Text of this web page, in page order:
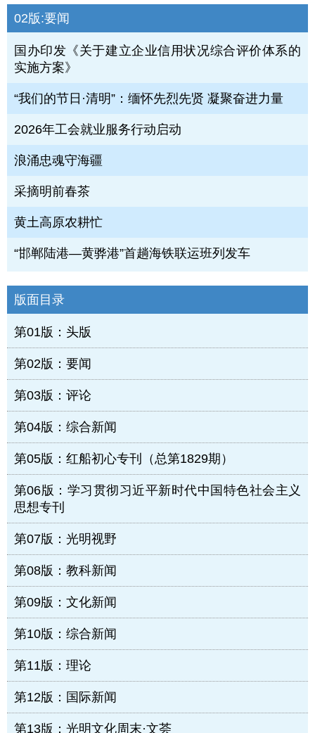
02版:要闻
国办印发《关于建立企业信用状况综合评价体系的
实施方案》
“我们的节日·清明”：缅怀先烈先贤 凝聚奋进力量
2026年工会就业服务行动启动
浪涌忠魂守海疆
采摘明前春茶
黄土高原农耕忙
“邯郸陆港—黄骅港”首趟海铁联运班列发车
版面目录
第01版：头版
第02版：要闻
第03版：评论
第04版：综合新闻
第05版：红船初心专刊（总第1829期）
第06版：学习贯彻习近平新时代中国特色社会主义
思想专刊
第07版：光明视野
第08版：教科新闻
第09版：文化新闻
第10版：综合新闻
第11版：理论
第12版：国际新闻
第13版：光明文化周末·文荟